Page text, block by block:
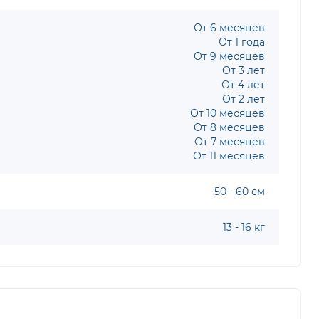
От 6 месяцев
От 1 года
От 9 месяцев
От 3 лет
От 4 лет
От 2 лет
От 10 месяцев
От 8 месяцев
От 7 месяцев
От 11 месяцев
50 - 60 см
13 - 16 кг